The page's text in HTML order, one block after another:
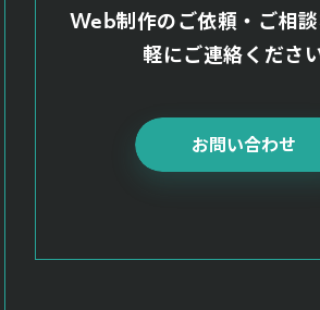
Web制作のご依頼・ご相
軽にご連絡ください
お問い合わせ